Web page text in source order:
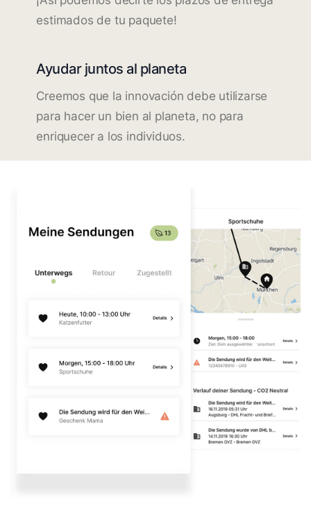
estimados de tu paquete!
Ayudar juntos al planeta
Creemos que la innovación debe utilizarse
para hacer un bien al planeta, no para
enriquecer a los individuos.